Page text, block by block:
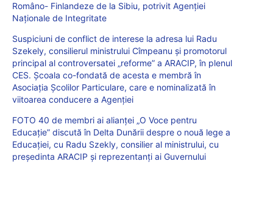
Româno- Finlandeze de la Sibiu, potrivit Agenției
Naționale de Integritate
Suspiciuni de conflict de interese la adresa lui Radu
Szekely, consilierul ministrului Cîmpeanu și promotorul
principal al controversatei „reforme” a ARACIP, în plenul
CES. Școala co-fondată de acesta e membră în
Asociația Școlilor Particulare, care e nominalizată în
viitoarea conducere a Agenției
FOTO 40 de membri ai alianței „O Voce pentru
Educație” discută în Delta Dunării despre o nouă lege a
Educației, cu Radu Szekly, consilier al ministrului, cu
președinta ARACIP și reprezentanți ai Guvernului